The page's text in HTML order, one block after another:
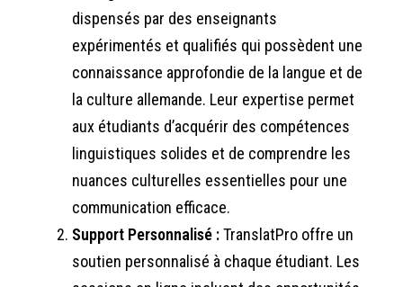
dispensés par des enseignants
expérimentés et qualifiés qui possèdent une
connaissance approfondie de la langue et de
la culture allemande. Leur expertise permet
aux étudiants d’acquérir des compétences
linguistiques solides et de comprendre les
nuances culturelles essentielles pour une
communication efficace.
Support Personnalisé :TranslatPro offre un
soutien personnalisé à chaque étudiant. Les